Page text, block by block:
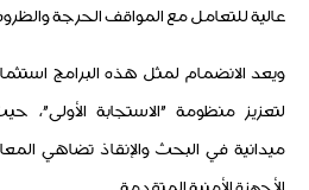
عالية للتعامل مع المواقف الحرجة
ويعد الانضمام لمثل هذه البرامج
لتعزيز منظومة "الاستجابة
ميدانية في البحث والإنقاذ تضاهي
الأجهزة الأمنية المتقدمة.